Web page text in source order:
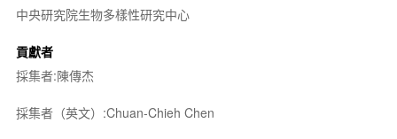
中央研究院生物多樣性研究中心
貢獻者
採集者:陳傳杰
採集者（英文）:Chuan-Chieh Chen